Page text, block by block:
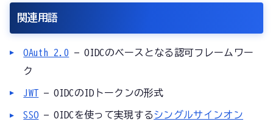
関連用語
OAuth 2.0 — OIDCのベースとなる認可フレームワー
ク
JWT — OIDCのIDトークンの形式
SSO — OIDCを使って実現するシングルサインオン